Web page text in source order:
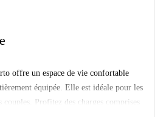
offre un espace de vie confortable
équipée. Elle est idéale pour les
Profitez des charges comprises